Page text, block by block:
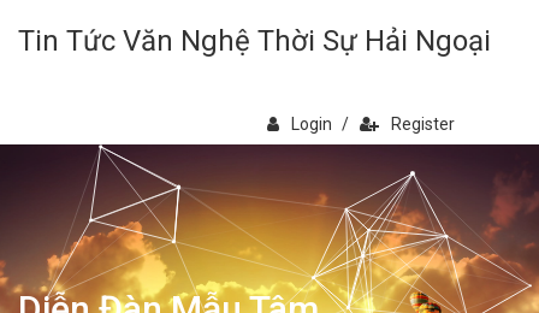
Tin Tức Văn Nghệ Thời Sự Hải Ngoại
Login / Register